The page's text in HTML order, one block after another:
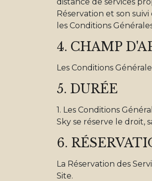
Réservation et son
les Conditions
4. CHAMP
Les Conditions
5. DURÉE
1. Les Conditions
Sky se réserve le droit,
6.
La Réservation des
Site.